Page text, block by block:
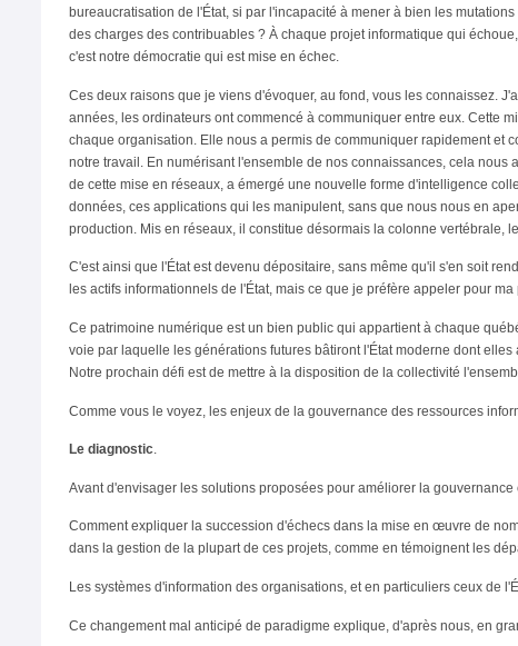
bureaucratisation de l'État, si par l'incapacité à mener à bien les
des charges des contribuables ? À chaque projet informatique qui
c'est notre démocratie qui est mise en échec.
Ces deux raisons que je viens d'évoquer, au fond, vous les connaissez.
années, les ordinateurs ont commencé à communiquer entre eux. Cette
chaque organisation. Elle nous a permis de communiquer rapidement et
notre travail. En numérisant l'ensemble de nos connaissances, cela
de cette mise en réseaux, a émergé une nouvelle forme d'intelligence
données, ces applications qui les manipulent, sans que nous nous en
production. Mis en réseaux, il constitue désormais la colonne vertébrale,
C'est ainsi que l'État est devenu dépositaire, sans même qu'il s'en soit
les actifs informationnels de l'État, mais ce que je préfère appeler pour
Ce patrimoine numérique est un bien public qui appartient à chaque
voie par laquelle les générations futures bâtiront l'État moderne dont elles
Notre prochain défi est de mettre à la disposition de la collectivité
Comme vous le voyez, les enjeux de la gouvernance des ressources
Le diagnostic.
Avant d'envisager les solutions proposées pour améliorer la
Comment expliquer la succession d'échecs dans la mise en œuvre de
dans la gestion de la plupart de ces projets, comme en témoignent les
Les systèmes d'information des organisations, et en particuliers ceux de
Ce changement mal anticipé de paradigme explique, d'après nous, en